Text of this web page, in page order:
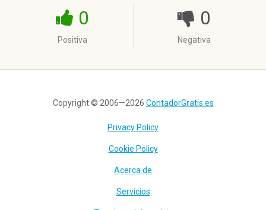
0
Positiva
0
Negativa
Copyright © 2006—2026 ContadorGratis.es
Privacy Policy
Cookie Policy
Acerca de
Servicios